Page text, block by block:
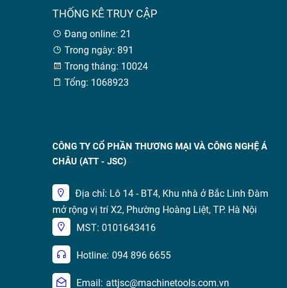
THỐNG KÊ TRUY CẬP
Đang online: 21
Trong ngày: 891
Trong tháng: 10024
Tổng: 1068923
CÔNG TY CỔ PHẦN THƯƠNG MẠI VÀ CÔNG NGHỆ Á
CHÂU (ATT - JSC)
Địa chỉ: Lô 14 - BT4, Khu nhà ở Bắc Linh Đàm
mở rộng vị trí X2, Phường Hoàng Liệt, TP. Hà Nội
MST: 0101643416
Hotline: 094 896 6655
Email: attjsc@machinetools.com.vn